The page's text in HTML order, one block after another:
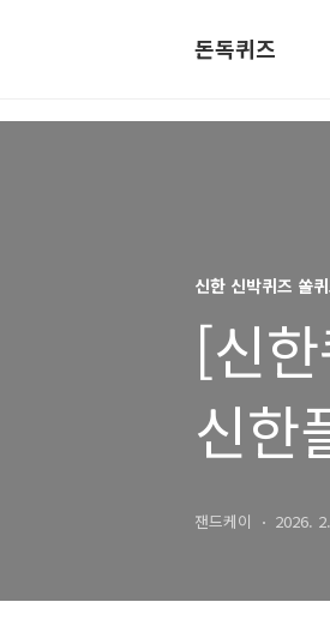
돈독퀴즈
신한 신박퀴즈 쏠
[신
신한
쏠퀴
잰드케이 2026.